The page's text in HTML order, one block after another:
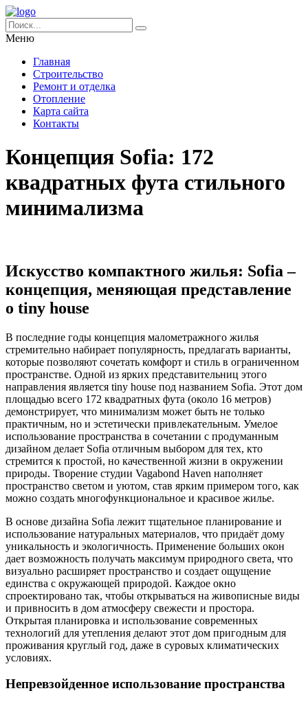
Меню
Главная
Строительство
Ремонт и отделка
Отопление
Карта сайта
Контакты
Концепция Sofia: 172
квадратных фута стильного
минимализма
Искусство компактного жилья: Sofia –
концепция, меняющая представление
о tiny house
В последние годы концепция малометражного жилья
стремительно набирает популярность, предлагать варианты,
которые позволяют сочетать комфорт и стиль в ограниченном
пространстве. Одной из ярких представительниц этого
направления является tiny house под названием Sofia. Этот дом
площадью всего 172 квадратных фута (около 16 метров)
демонстрирует, что минимализм может быть не только
практичным, но и эстетически привлекательным. Умелое
использование пространства в сочетании с продуманным
дизайном делает Sofia отличным выбором для тех, кто
стремится к простой, но качественной жизни в окружении
природы. Творение студии Vagabond Haven наполняет
пространство светом и уютом, став ярким примером того, как
можно создать многофункциональное и красивое жилье.
В основе дизайна Sofia лежит тщательное планирование и
использование натуральных материалов, что придаёт дому
уникальность и экологичность. Применение больших окон
дает возможность получать максимум природного света, что
визуально расширяет пространство и создает ощущение
единства с окружающей природой. Каждое окно
спроектировано так, чтобы открываться на живописные виды
и привносить в дом атмосферу свежести и простора.
Открытая планировка и использование современных
технологий для утепления делают этот дом пригодным для
проживания круглый год, даже в суровых климатических
условиях.
Непревзойденное использование пространства